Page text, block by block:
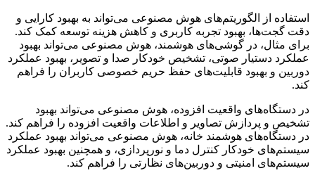
استفاده از الگوریتم‌های هوش مصنوعی می‌تواند به بهبود کارایی و
دقت گجت‌ها، بهبود تجربه کاربری و کاهش هزینه توسعه کمک کند.
برای مثال، در گوشی‌های هوشمند، هوش مصنوعی می‌تواند بهبود
عملکرد دستیار صوتی، تشخیص خودکار صدا و تصویر، بهبود عملکرد
دوربین و بهبود قابلیت‌های حفظ حریم خصوصی کاربران را فراهم
کند.
در دستگاه‌های واقعیت افزوده، هوش مصنوعی می‌تواند بهبود
تشخیص و پردازش تصاویر و اطلاعات واقعیت افزوده را فراهم کند.
در دستگاه‌های هوشمند خانه، هوش مصنوعی می‌تواند بهبود عملکرد
سیستم‌های خودکار کنترل دما و نورپردازی، و همچنین بهبود عملکرد
سیستم‌های امنیتی و دوربین‌های نظارتی را فراهم کند.